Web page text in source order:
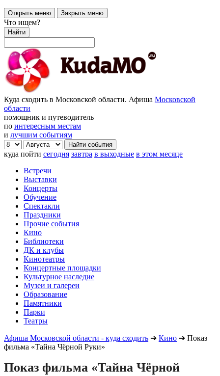
Открыть меню Закрыть меню
Что ищем?
Найти
Куда сходить в Московской области. Афиша Московской
области
помощник и путеводитель
по интересным местам
и лучшим событиям
куда пойти сегодня завтра в выходные в этом месяце
Встречи
Выставки
Концерты
Обучение
Спектакли
Праздники
Прочие события
Кино
Библиотеки
ДК и клубы
Кинотеатры
Концертные площадки
Культурное наследие
Музеи и галереи
Образование
Памятники
Парки
Театры
Афиша Московской области - куда сходить ➔ Кино ➔ Показ
фильма «Тайна Чёрной Руки»
Показ фильма «Тайна Чёрной